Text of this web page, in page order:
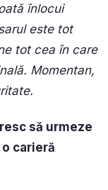
înlocui
este tot
tot cea în care
Momentan,
să urmeze
carieră